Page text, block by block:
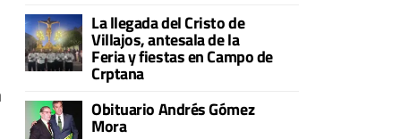
La llegada del Cristo de
Villajos, antesala de la
Feria y fiestas en Campo de
Crptana
Obituario Andrés Gómez
Mora